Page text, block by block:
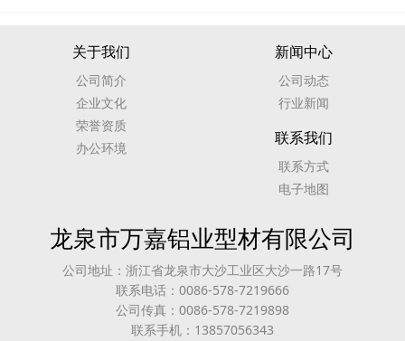
关于我们
公司简介
企业文化
荣誉资质
办公环境
新闻中心
公司动态
行业新闻
联系我们
联系方式
电子地图
龙泉市万嘉铝业型材有限公司
公司地址：浙江省龙泉市大沙工业区大沙一路17号
联系电话：0086-578-7219666
公司传真：0086-578-7219898
联系手机：13857056343